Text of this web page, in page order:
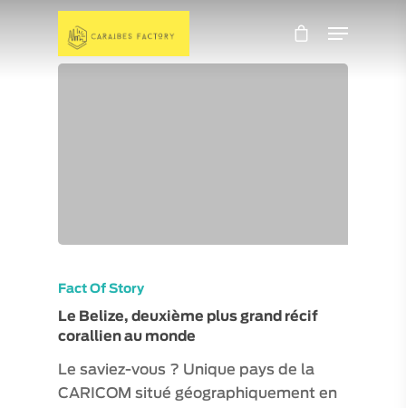
Fact Of Story
Le Belize, deuxième plus grand récif
corallien au monde
Le saviez-vous ? Unique pays de la
CARICOM situé géographiquement en